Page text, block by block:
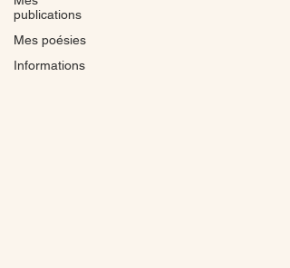
publications
Mes poésies
Informations